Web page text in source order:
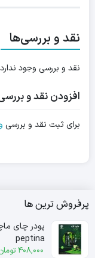
نقد و بررسی‌ها
نقد و بررسی وجود
افزودن نقد و
برای ثبت نقد و بررسی
پرفروش ترین ها
peptina
408,000